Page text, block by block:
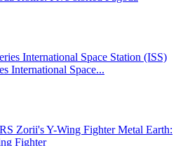
International Space...
Metal Earth:
Fighter